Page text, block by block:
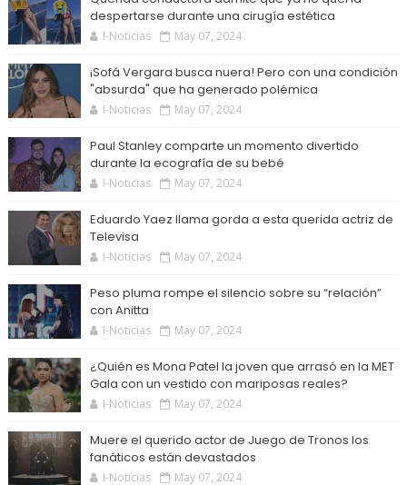
despertarse durante una cirugía estética
I-Noticias May 07, 2024
¡Sofá Vergara busca nuera! Pero con una condición
"absurda" que ha generado polémica
I-Noticias May 07, 2024
Paul Stanley comparte un momento divertido
durante la ecografía de su bebé
I-Noticias May 07, 2024
Eduardo Yaez llama gorda a esta querida actriz de
Televisa
I-Noticias May 07, 2024
Peso pluma rompe el silencio sobre su “relación”
con Anitta
I-Noticias May 07, 2024
¿Quién es Mona Patel la joven que arrasó en la MET
Gala con un vestido con mariposas reales?
I-Noticias May 07, 2024
Muere el querido actor de Juego de Tronos los
fanáticos están devastados
I-Noticias May 07, 2024